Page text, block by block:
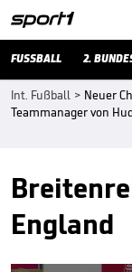
FUSSBALL 2.
Int. Fußball > Neuer
Teammanager von
England